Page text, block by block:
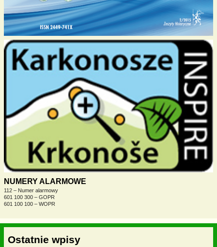
NUMERY ALARMOWE
112 – Numer alarmowy
601 100 300 – GOPR
601 100 100 – WOPR
Ostatnie wpisy